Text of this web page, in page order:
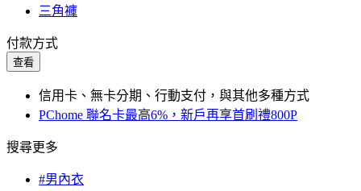
三角褲
付款方式
查看
信用卡、無卡分期、行動支付，與其他多種方式
PChome 聯名卡最高6%，新戶再享首刷禮800P
搜尋更多
#男內衣